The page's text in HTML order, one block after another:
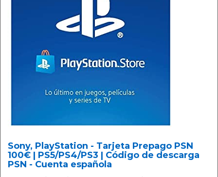
Sony, PlayStation - Tarjeta Prepago PSN
100€ | PS5/PS4/PS3 | Código de descarga
PSN - Cuenta española